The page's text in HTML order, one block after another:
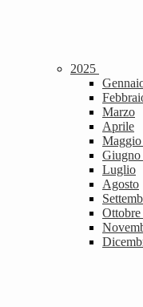
2025
Marzo
Aprile
Maggio
Giugno
Luglio
Agosto
Ottobre